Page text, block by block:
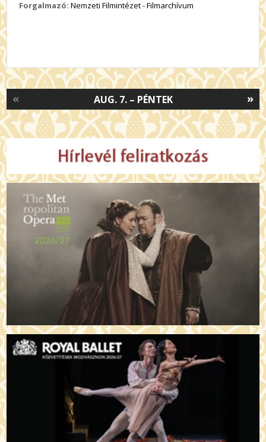
Forgalmazó: Nemzeti Filmintézet - Filmarchívum
»
AUG. 7. – PÉNTEK
«